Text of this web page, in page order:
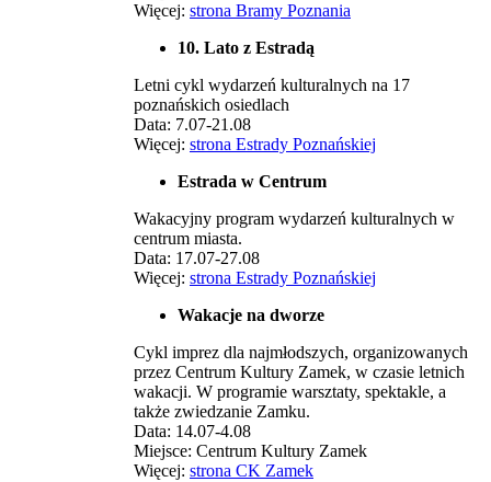
Więcej: strona Bramy Poznania
10. Lato z Estradą
Letni cykl wydarzeń kulturalnych na 17
poznańskich osiedlach
Data: 7.07-21.08
Więcej: strona Estrady Poznańskiej
Estrada w Centrum
Wakacyjny program wydarzeń kulturalnych w
centrum miasta.
Data: 17.07-27.08
Więcej: strona Estrady Poznańskiej
Wakacje na dworze
Cykl imprez dla najmłodszych, organizowanych
przez Centrum Kultury Zamek, w czasie letnich
wakacji. W programie warsztaty, spektakle, a
także zwiedzanie Zamku.
Data: 14.07-4.08
Miejsce: Centrum Kultury Zamek
Więcej: strona CK Zamek